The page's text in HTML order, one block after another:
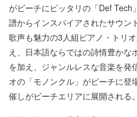
がビーチにピッタリの「Def Tech
譜からインスパイアされたサウン
歌声も魅力の3人組ピアノ・トリ
え、日本語ならではの詩情豊かな
を加え、ジャンルレスな音楽を発
オの「モノンクル」がビーチに登
催しがビーチエリアに展開される。